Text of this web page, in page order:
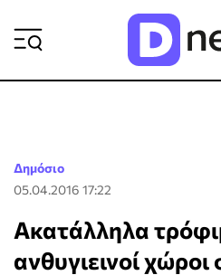
Δημόσιο
05.04.2016 17:22
Ακατάλληλα
ανθυγιεινοί